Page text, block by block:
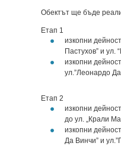
Обектът ще бъде
Етап 1
изкопни
Пастухов” и ул.
изкопни
ул.”Леонардо
Етап 2
изкопни
до ул. „Крали
изкопни
Да Винчи” и